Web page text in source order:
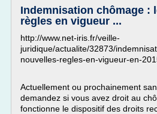
Indemnisation chômage :
règles en vigueur ...
http://www.net-iris.fr/veille-
juridique/actualite/32873/
nouvelles-regles-en-vigueur-en-
Actuellement ou prochainement
demandez si vous avez droit au
fonctionne le dispositif des droits